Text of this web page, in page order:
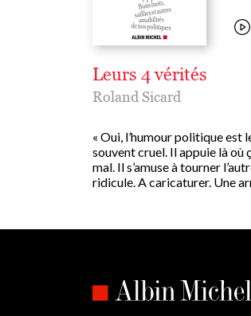
Leurs 4 vérités
Roland Sicard
« Oui, l’humour politique est
souvent cruel. Il appuie là où
mal. Il s’amuse à tourner
ridicule. A caricaturer. Une